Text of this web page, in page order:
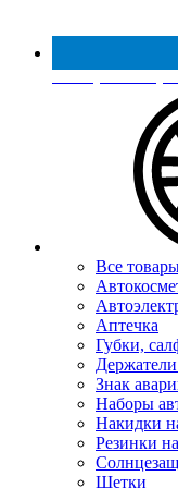
Реестр
Все
Аптечка
Губки,
Знак
Наборы
Накидки
Резинки
Щетки